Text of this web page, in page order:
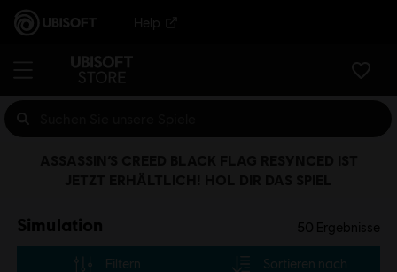
Help
Simulation 50 Ergebnisse
Filtern Sortieren nach